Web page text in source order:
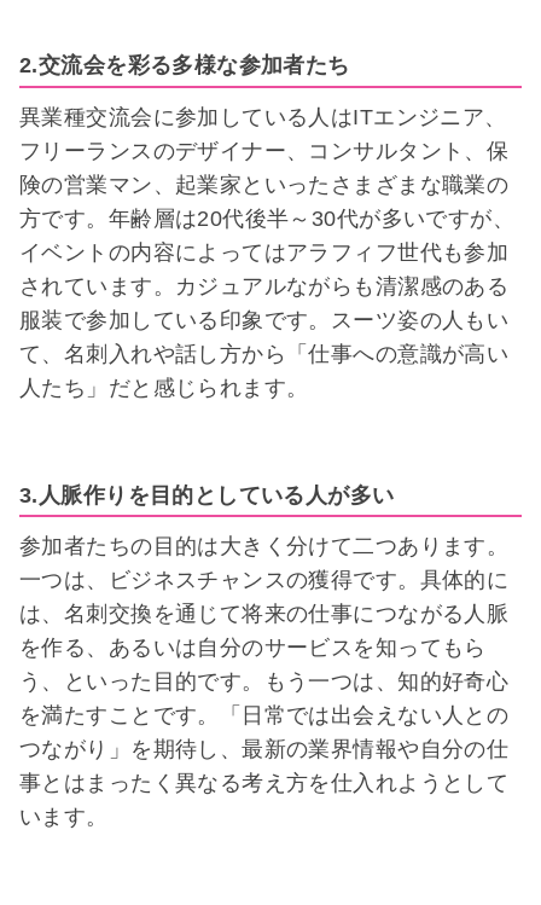
2.交流会を彩る多様な参加者たち
異業種交流会に参加している人はITエンジニア、
フリーランスのデザイナー、コンサルタント、保
険の営業マン、起業家といったさまざまな職業の
方です。年齢層は20代後半～30代が多いですが、
イベントの内容によってはアラフィフ世代も参加
されています。カジュアルながらも清潔感のある
服装で参加している印象です。スーツ姿の人もい
て、名刺入れや話し方から「仕事への意識が高い
人たち」だと感じられます。
3.人脈作りを目的としている人が多い
参加者たちの目的は大きく分けて二つあります。
一つは、ビジネスチャンスの獲得です。具体的に
は、名刺交換を通じて将来の仕事につながる人脈
を作る、あるいは自分のサービスを知ってもら
う、といった目的です。もう一つは、知的好奇心
を満たすことです。「日常では出会えない人との
つながり」を期待し、最新の業界情報や自分の仕
事とはまったく異なる考え方を仕入れようとして
います。